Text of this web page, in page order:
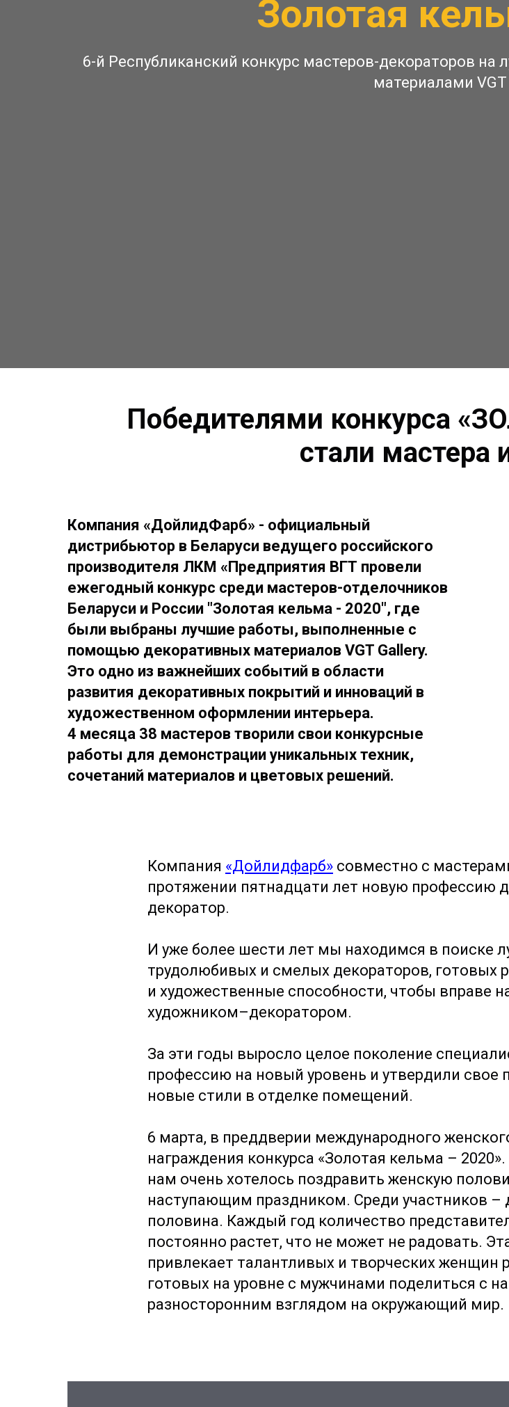
Золотая
6-й Республиканский конкурс мастеров-декораторов
материалами VGT
Победителями конкурса
стали мастера
Компания «ДойлидФарб» - официальный
дистрибьютор в Беларуси ведущего российского
производителя ЛКМ «Предприятия ВГТ провели
ежегодный конкурс среди мастеров-отделочников
Беларуси и России "Золотая кельма - 2020", где
были выбраны лучшие работы, выполненные с
помощью декоративных материалов VGT Gallery.
Это одно из важнейших событий в области
развития декоративных покрытий и инноваций в
художественном оформлении интерьера.
4 месяца 38 мастеров творили свои конкурсные
работы для демонстрации уникальных техник,
сочетаний материалов и цветовых решений.
Компания «Дойлидфарб» совместно с
протяжении пятнадцати лет новую профессию
декоратор.
И уже более шести лет мы находимся в поиске
трудолюбивых и смелых декораторов, готовых
и художественные способности, чтобы вправе
художником–декоратором.
За эти годы выросло целое поколение
профессию на новый уровень и утвердили свое
новые стили в отделке помещений.
6 марта, в преддверии международного
награждения конкурса «Золотая кельма –
нам очень хотелось поздравить женскую
наступающим праздником. Среди участников –
половина. Каждый год количество
постоянно растет, что не может не радовать.
привлекает талантливых и творческих женщин
готовых на уровне с мужчинами поделиться с
разносторонним взглядом на окружающий мир.